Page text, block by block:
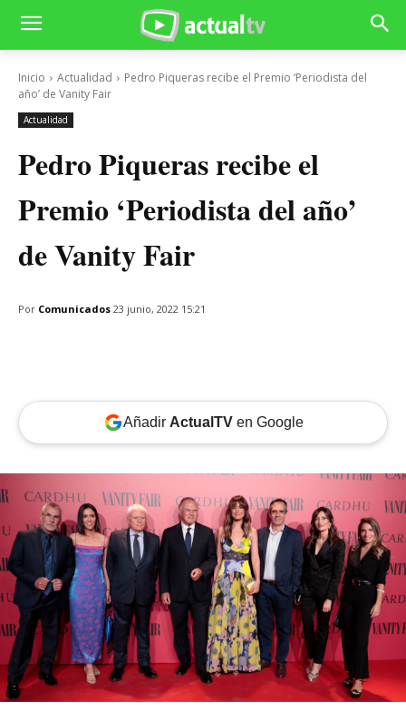
Inicio Actualidad
Pedro Piqueras recibe el Premio ‘Periodista del
año’ de Vanity Fair
Actualidad
Pedro Piqueras recibe el
Premio ‘Periodista del año’
de Vanity Fair
Por Comunicados 23 junio, 2022 15:21
Añadir ActualTVen Google